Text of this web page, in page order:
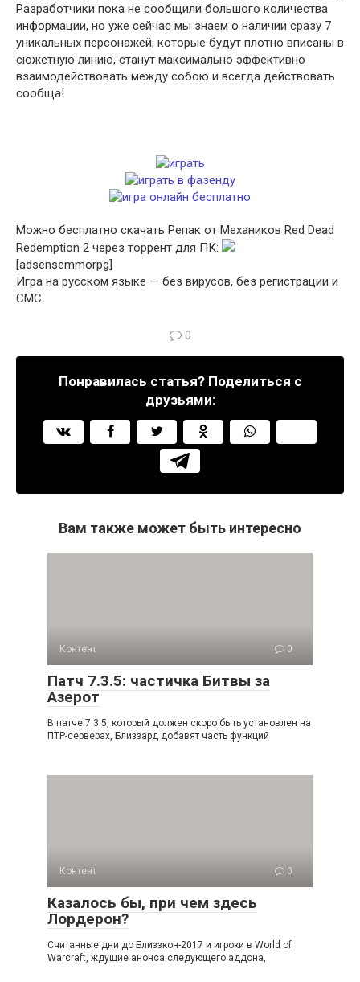
Разработчики пока не сообщили большого количества
информации, но уже сейчас мы знаем о наличии сразу 7
уникальных персонажей, которые будут плотно вписаны в
сюжетную линию, станут максимально эффективно
взаимодействовать между собою и всегда действовать
сообща!
Можно бесплатно скачать Репак от Механиков Red Dead
Redemption 2 через торрент для ПК:
[adsensemmorpg]
Игра на русском языке — без вирусов, без регистрации и
СМС.
0
Понравилась статья? Поделиться с
друзьями:
Вам также может быть интересно
Контент 0
Патч 7.3.5: частичка Битвы за
Азерот
В патче 7.3.5, который должен скоро быть установлен на
ПТР-серверах, Близзард добавят часть функций
Контент 0
Казалось бы, при чем здесь
Лордерон?
Считанные дни до Близзкон-2017 и игроки в World of
Warcraft, ждущие анонса следующего аддона,